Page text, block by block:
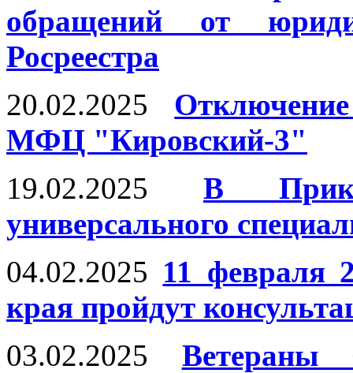
обращений от
Росреестра
20.02.2025
МФЦ "Кировский-3"
19.02.2025
В
универсального
04.02.2025 11 февраля
края пройдут
03.02.2025